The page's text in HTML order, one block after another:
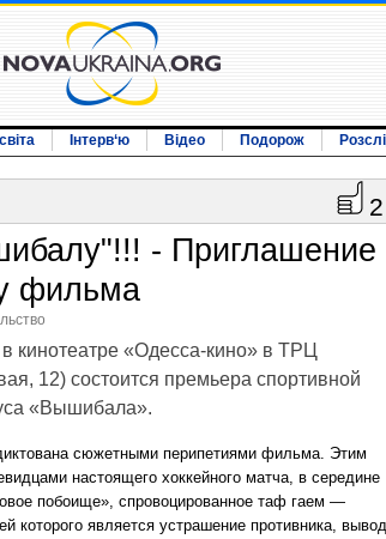
Інтерв‘ю Відео Подорож
2
- Приглашение
фильма
кинотеатре «Одесса-кино» в ТРЦ
12) состоится премьера спортивной
«Вышибала».
сюжетными перипетиями фильма. Этим
настоящего хоккейного матча, в середине
побоище», спровоцированное таф гаем —
которого является устрашение противника, вывод